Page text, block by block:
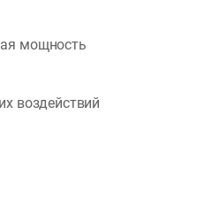
мощность
воздействий